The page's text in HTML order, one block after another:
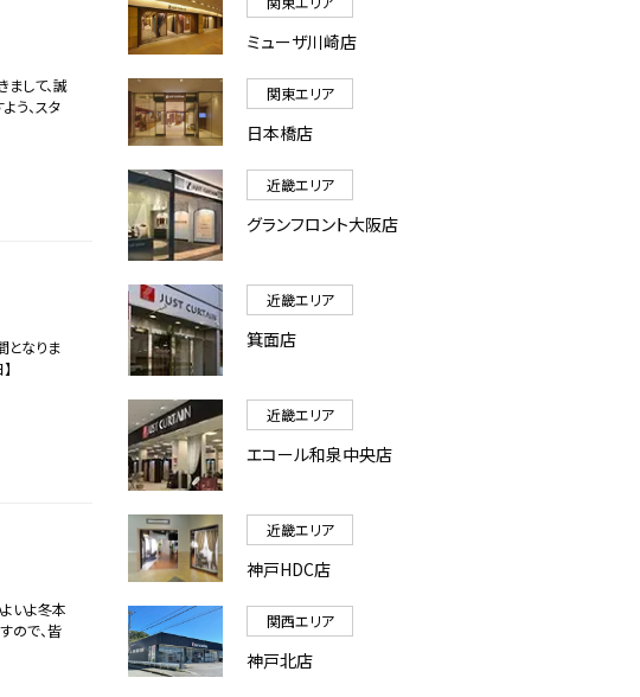
して、誠
う、スタ
となりま
いよ冬本
ので、皆
ミューザ川崎店
関東エリア
日本橋店
近畿エリア
グランフロント大阪店
近畿エリア
箕面店
近畿エリア
エコール和泉中央店
近畿エリア
神戸HDC店
関西エリア
神戸北店